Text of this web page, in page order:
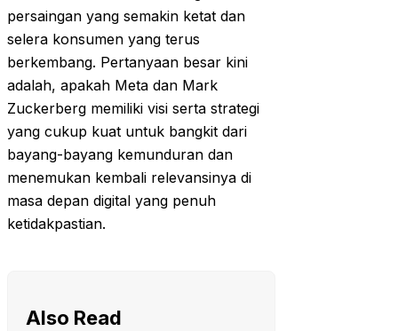
persaingan yang semakin ketat dan
selera konsumen yang terus
berkembang. Pertanyaan besar kini
adalah, apakah Meta dan Mark
Zuckerberg memiliki visi serta strategi
yang cukup kuat untuk bangkit dari
bayang-bayang kemunduran dan
menemukan kembali relevansinya di
masa depan digital yang penuh
ketidakpastian.
Also Read